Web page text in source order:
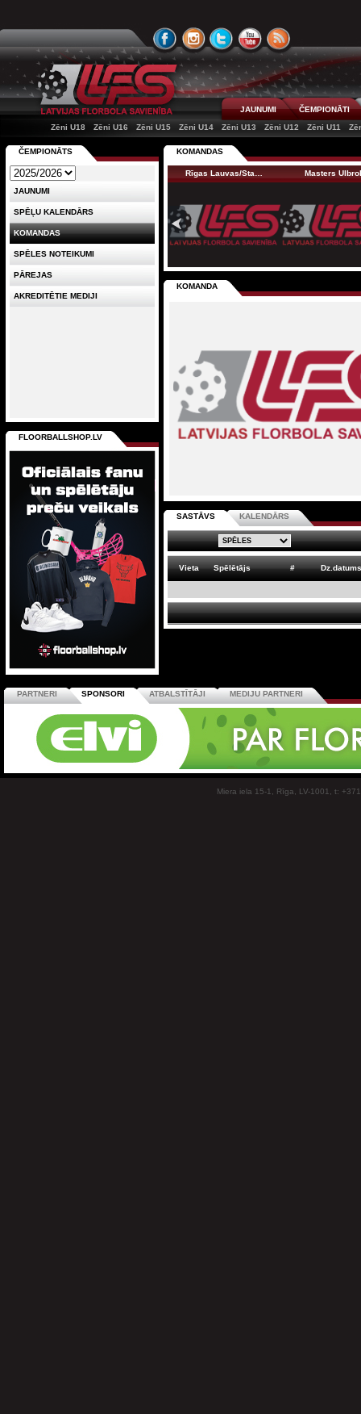
JAUNUMI
ČEMPIONĀTI
Zēni U18
Zēni U16 Zēni U15 Zēni U14 Zēni U13 Zēni U12 Zēni U11
KOMANDAS
Rīgas Lauvas/Sta… Masters
KOMANDA
SASTĀVS KALENDĀRS
Vieta Spēlētājs # Dz.datums
ČEMPIONĀTS
JAUNUMI
SPĒĻU KALENDĀRS
KOMANDAS
SPĒLES NOTEIKUMI
PĀREJAS
AKREDITĒTIE MEDIJI
FLOORBALLSHOP.LV
PARTNERI SPONSORI ATBALSTĪTĀJI MEDIJU PARTNERI
Miera iela 15-1, Rīga, LV-1001, t: